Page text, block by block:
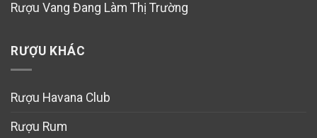
Rượu Vang Đang Làm Thị Trường
RƯỢU KHÁC
Rượu Havana Club
Rượu Rum